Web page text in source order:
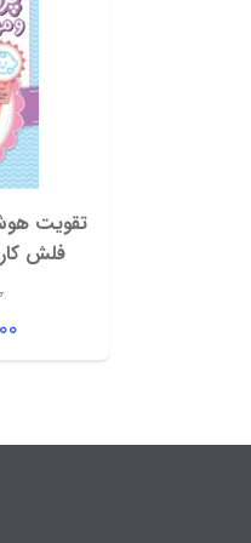
فلش کارت + 4